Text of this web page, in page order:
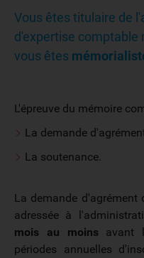
Vous êtes titulaire de
d'expertise comptable
vous êtes
L'épreuve du mémoire
La demande
La soutenance.
La demande
adressée à
mois au moinsavant
périodes annuelles